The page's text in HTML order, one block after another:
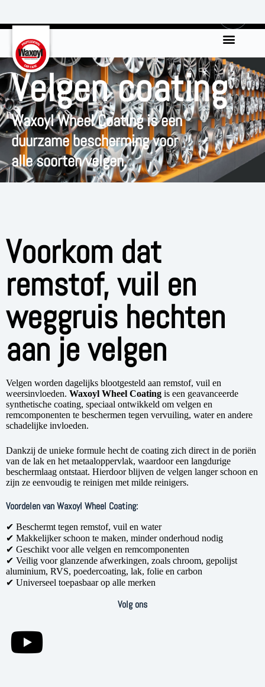
Velgen coating
Waxoyl Wheel Coating is een
duurzame bescherming voor
alle soorten velgen.
Voorkom dat
remstof, vuil en
weggruis hechten
aan je velgen
Velgen worden dagelijks blootgesteld aan remstof, vuil en
weersinvloeden. Waxoyl Wheel Coating is een geavanceerde
synthetische coating, speciaal ontwikkeld om velgen en
remcomponenten te beschermen tegen vervuiling, water en andere
schadelijke invloeden.
Dankzij de unieke formule hecht de coating zich direct in de poriën
van de lak en het metaaloppervlak, waardoor een langdurige
beschermlaag ontstaat. Hierdoor blijven de velgen langer schoon en
zijn ze eenvoudig te reinigen met milde reinigers.
Voordelen van Waxoyl Wheel Coating:
✔ Beschermt tegen remstof, vuil en water
✔ Makkelijker schoon te maken, minder onderhoud nodig
✔ Geschikt voor alle velgen en remcomponenten
✔ Veilig voor glanzende afwerkingen, zoals chroom, gepolijst
aluminium, RVS, poedercoating, lak, folie en carbon
✔ Universeel toepasbaar op alle merken
Volg ons